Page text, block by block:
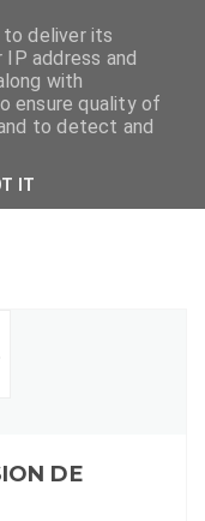
DE
to deliver its
address and
with
ensure quality of
to detect and
IT